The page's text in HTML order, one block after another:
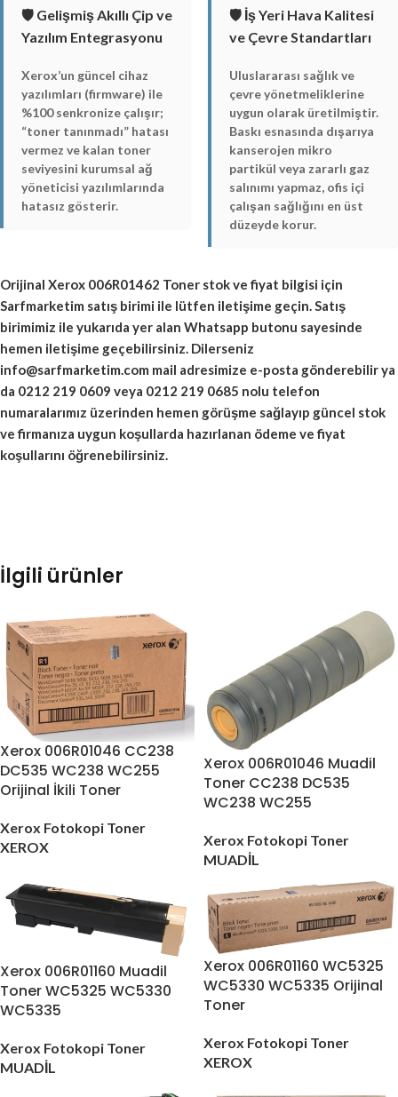
🛡️ Gelişmiş Akıllı Çip ve
Yazılım Entegrasyonu
Xerox’un güncel cihaz
yazılımları (firmware) ile
%100 senkronize çalışır;
“toner tanınmadı” hatası
vermez ve kalan toner
seviyesini kurumsal ağ
yöneticisi yazılımlarında
hatasız gösterir.
🛡️ İş Yeri Hava Kalitesi
ve Çevre Standartları
Uluslararası sağlık ve
çevre yönetmeliklerine
uygun olarak üretilmiştir.
Baskı esnasında dışarıya
kanserojen mikro
partikül veya zararlı gaz
salınımı yapmaz, ofis içi
çalışan sağlığını en üst
düzeyde korur.
Orijinal Xerox 006R01462 Toner stok ve fiyat bilgisi için
Sarfmarketim satış birimi ile lütfen iletişime geçin. Satış
birimimiz ile yukarıda yer alan Whatsapp butonu sayesinde
hemen iletişime geçebilirsiniz. Dilerseniz
info@sarfmarketim.com mail adresimize e-posta gönderebilir ya
da 0212 219 0609 veya 0212 219 0685 nolu telefon
numaralarımız üzerinden hemen görüşme sağlayıp güncel stok
ve firmanıza uygun koşullarda hazırlanan ödeme ve fiyat
koşullarını öğrenebilirsiniz.
İlgili ürünler
Xerox 006R01046 CC238
DC535 WC238 WC255
Orijinal İkili Toner
Xerox Fotokopi Toner
XEROX
Xerox 006R01046 Muadil
Toner CC238 DC535
WC238 WC255
Xerox Fotokopi Toner
MUADİL
Xerox 006R01160 Muadil
Toner WC5325 WC5330
WC5335
Xerox Fotokopi Toner
MUADİL
Xerox 006R01160 WC5325
WC5330 WC5335 Orijinal
Toner
Xerox Fotokopi Toner
XEROX